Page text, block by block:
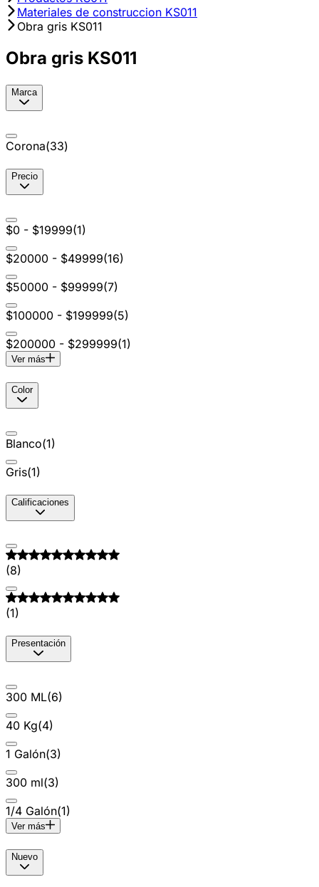
Materiales de construccion KS011
Obra gris KS011
Obra gris KS011
Marca
Corona(33)
Precio
$0 - $19999(1)
$20000 - $49999(16)
$50000 - $99999(7)
$100000 - $199999(5)
$200000 - $299999(1)
Ver más
Color
Blanco(1)
Gris(1)
Calificaciones
(8)
(1)
Presentación
300 ML(6)
40 Kg(4)
1 Galón(3)
300 ml(3)
1/4 Galón(1)
Ver más
Nuevo